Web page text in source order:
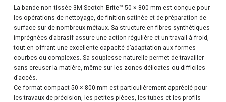
La bande non‑tissée 3M Scotch‑Brite™ 50 × 800 mm est conçue pour
les opérations de nettoyage, de finition satinée et de préparation de
surface sur de nombreux métaux. Sa structure en fibres synthétiques
imprégnées d’abrasif assure une action régulière et un travail à froid,
tout en offrant une excellente capacité d’adaptation aux formes
courbes ou complexes. Sa souplesse naturelle permet de travailler
sans creuser la matière, même sur les zones délicates ou difficiles
d’accès.
Ce format compact 50 × 800 mm est particulièrement apprécié pour
les travaux de précision, les petites pièces, les tubes et les profils